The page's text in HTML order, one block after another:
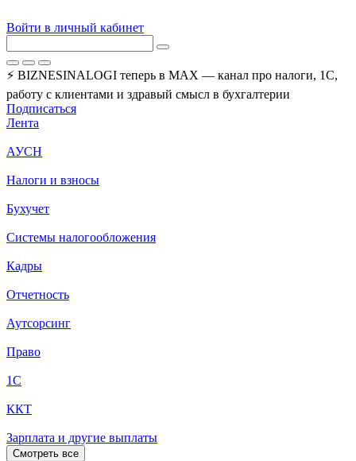
Войти в личный кабинет
⚡ BIZNESINALOGI теперь в MAX — канал про налоги, 1С,
работу с клиентами и здравый смысл в бухгалтерии
Подписаться
Лента
АУСН
Налоги и взносы
Бухучет
Системы налогообложения
Кадры
Отчетность
Аутсорсинг
Право
1С
ККТ
Зарплата и другие выплаты
Смотреть все